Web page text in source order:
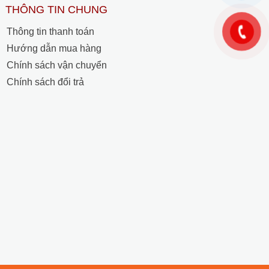
THÔNG TIN CHUNG
Thông tin thanh toán
Hướng dẫn mua hàng
Chính sách vận chuyển
Chính sách đổi trả